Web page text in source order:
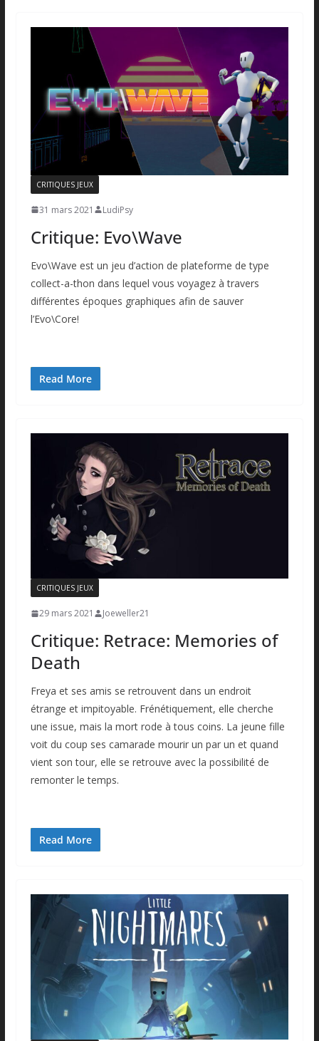
CRITIQUES JEUX
31 mars 2021 LudiPsy
Critique: Evo\Wave
Evo\Wave est un jeu d’action de plateforme de type
collect-a-thon dans lequel vous voyagez à travers
différentes époques graphiques afin de sauver
l’Evo\Core!
Read More
CRITIQUES JEUX
29 mars 2021 Joeweller21
Critique: Retrace: Memories of
Death
Freya et ses amis se retrouvent dans un endroit
étrange et impitoyable. Frénétiquement, elle cherche
une issue, mais la mort rode à tous coins. La jeune fille
voit du coup ses camarade mourir un par un et quand
vient son tour, elle se retrouve avec la possibilité de
remonter le temps.
Read More